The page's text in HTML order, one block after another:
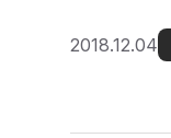
2018.12.04